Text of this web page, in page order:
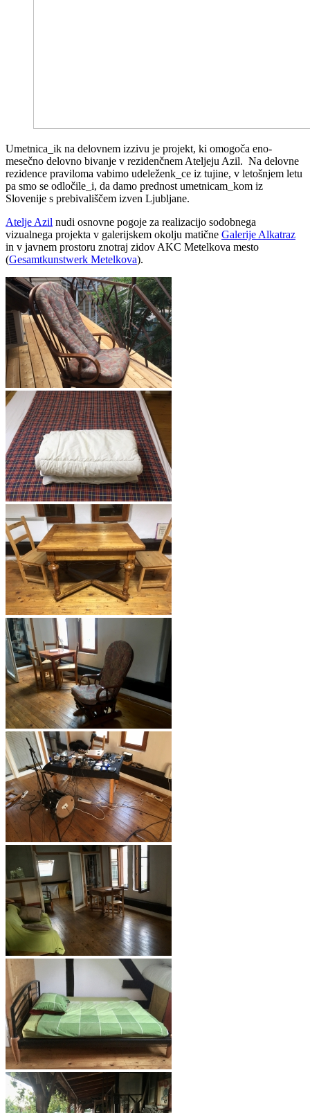
Umetnica_ik na delovnem izzivu je projekt, ki omogoča eno-
mesečno delovno bivanje v rezidenčnem Ateljeju Azil. Na delovne
rezidence praviloma vabimo udeleženk_ce iz tujine, v letošnjem letu
pa smo se odločile_i, da damo prednost umetnicam_kom iz
Slovenije s prebivališčem izven Ljubljane.
Atelje Azil nudi osnovne pogoje za realizacijo sodobnega
vizualnega projekta v galerijskem okolju matične Galerije Alkatraz
in v javnem prostoru znotraj zidov AKC Metelkova mesto
(Gesamtkunstwerk Metelkova).